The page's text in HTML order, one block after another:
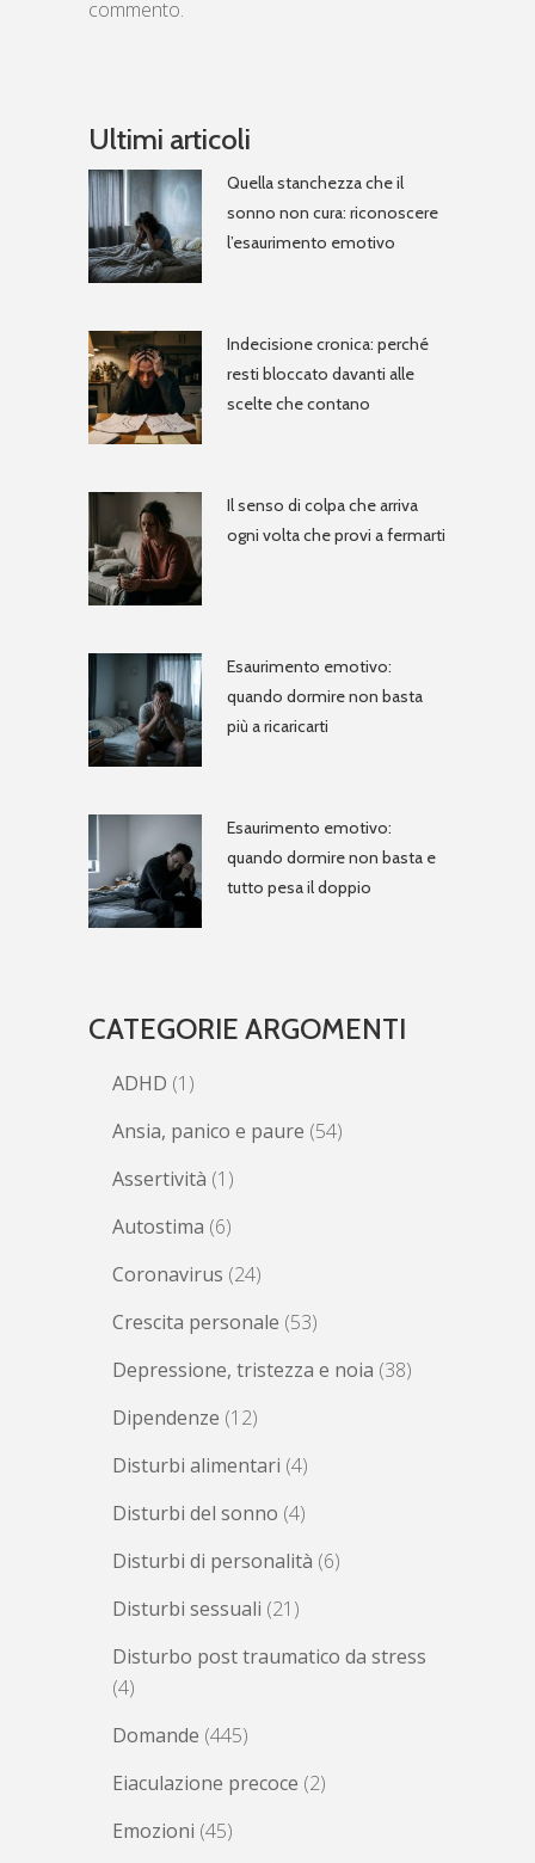
commento.
Ultimi articoli
Quella stanchezza che il
sonno non cura: riconoscere
l’esaurimento emotivo
Indecisione cronica: perché
resti bloccato davanti alle
scelte che contano
Il senso di colpa che arriva
ogni volta che provi a fermarti
Esaurimento emotivo:
quando dormire non basta
più a ricaricarti
Esaurimento emotivo:
quando dormire non basta e
tutto pesa il doppio
CATEGORIE ARGOMENTI
ADHD (1)
Ansia, panico e paure (54)
Assertività (1)
Autostima (6)
Coronavirus (24)
Crescita personale (53)
Depressione, tristezza e noia (38)
Dipendenze (12)
Disturbi alimentari (4)
Disturbi del sonno (4)
Disturbi di personalità (6)
Disturbi sessuali (21)
Disturbo post traumatico da stress
(4)
Domande (445)
Eiaculazione precoce (2)
Emozioni (45)